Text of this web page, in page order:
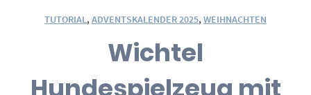
TUTORIAL,ADVENTSKALENDER 2025,WEIHNACHTEN
Wichtel
Hundespielzeug mit